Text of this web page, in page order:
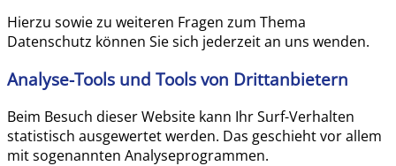
Hierzu sowie zu weiteren Fragen zum Thema
Datenschutz können Sie sich jederzeit an uns wenden.
Analyse-Tools und Tools von Dritt­anbietern
Beim Besuch dieser Website kann Ihr Surf-Verhalten
statistisch ausgewertet werden. Das geschieht vor allem
mit sogenannten Analyseprogrammen.